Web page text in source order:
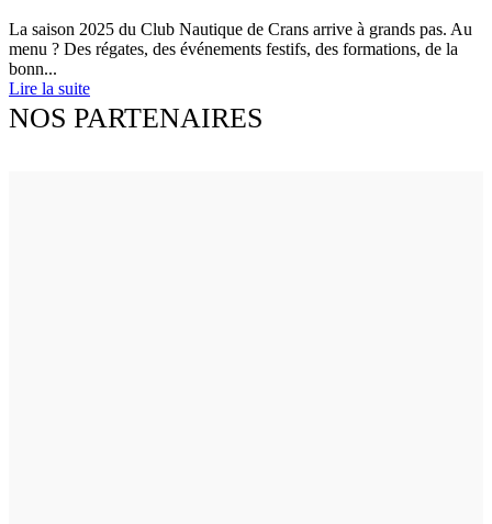
La saison 2025 du Club Nautique de Crans arrive à grands pas. Au
menu ? Des régates, des événements festifs, des formations, de la
bonn...
Lire la suite
NOS PARTENAIRES